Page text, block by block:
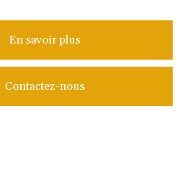
En savoir plus
Contactez-nous